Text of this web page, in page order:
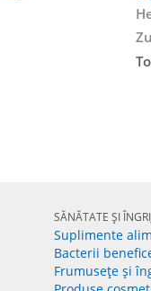
SĂNĂTATE ȘI
Suplimente
Bacterii
Frumusețe și